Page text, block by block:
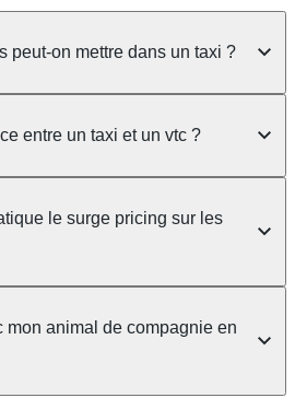
peut-on mettre dans un taxi ?
général jusqu'à 3 bagages
le dans le champ "Message
réservation. Le prix n'est
de bagages.
entre un taxi et un vtc ?
dans la rue, à une
avec un tarif au
un prix fixe annoncé à
réservez facilement votre
le surge pricing sur les
et suit un barème
liées à la demande.
mon animal de compagnie en